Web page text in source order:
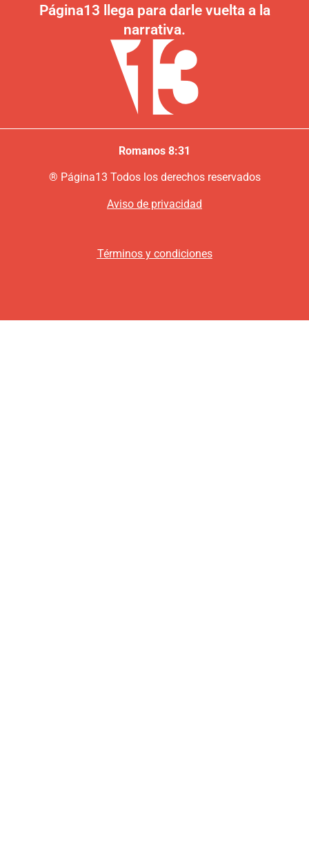
Página13 llega para darle vuelta a la
narrativa.
Romanos 8:31
® Página13 Todos los derechos reservados
Aviso de privacidad
Términos y condiciones